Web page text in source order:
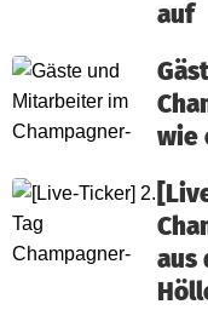
auf
wie
aus